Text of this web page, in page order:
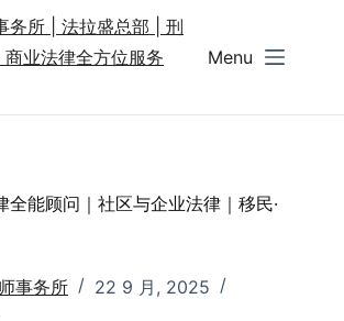
务所 | 法拉盛总部 | 刑
商业法律全方位服务
Menu
全能顾问｜社区与企业法律｜移民·
事务所
22 9 月, 2025